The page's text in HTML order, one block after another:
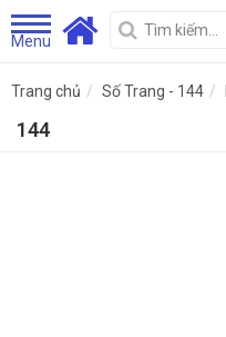
Menu
Trang chủ Số Trang - 144
144